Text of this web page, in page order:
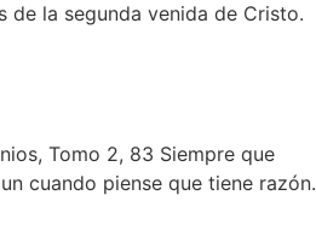
de la segunda venida de Cristo.
Tomo 2, 83 Siempre que
cuando piense que tiene razón.